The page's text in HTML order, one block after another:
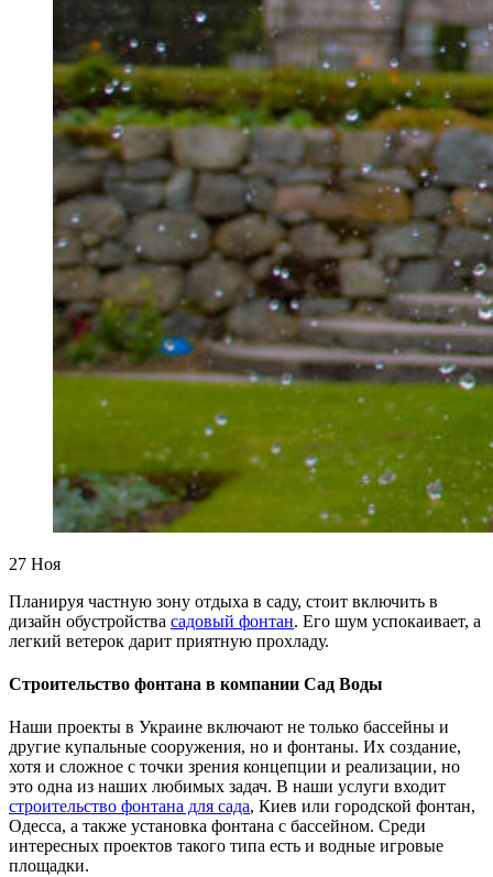
27 Ноя
Планируя частную зону отдыха в саду, стоит включить в
дизайн обустройства садовый фонтан. Его шум успокаивает, а
легкий ветерок дарит приятную прохладу.
Строительство фонтана в компании Сад Воды
Наши проекты в Украине включают не только бассейны и
другие купальные сооружения, но и фонтаны. Их создание,
хотя и сложное с точки зрения концепции и реализации, но
это одна из наших любимых задач. В наши услуги входит
строительство фонтана для сада, Киев или городской фонтан,
Одесса, а также установка фонтана с бассейном. Среди
интересных проектов такого типа есть и водные игровые
площадки.